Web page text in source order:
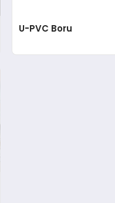
U-PVC Boru